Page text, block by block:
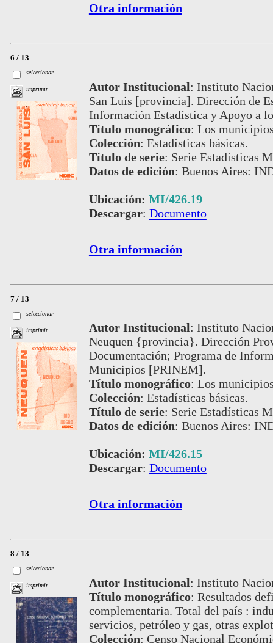
Otra información
6 / 13
seleccionar
imprimir Autor Institucional: Instituto
San Luis [provincia]. Dirección de
Información Estadística y Apoyo a
Título monográfico: Los
Colección: Estadísticas básicas.
Título de serie: Serie Estadísticas
Datos de edición: Buenos Aires:
Ubicación: MI/426.19
Descargar: Documento
Otra información
7 / 13
seleccionar
imprimir Autor Institucional: Instituto
Neuquen {provincia}. Dirección
Documentación; Programa de
Municipios [PRINEM].
Título monográfico: Los
Colección: Estadísticas básicas.
Título de serie: Serie Estadísticas
Datos de edición: Buenos Aires:
Ubicación: MI/426.15
Descargar: Documento
Otra información
8 / 13
seleccionar
imprimir Autor Institucional: Instituto
Título monográfico: Resultados
complementaria. Total del país :
servicios, petróleo y gas, otras
Colección: Censo Nacional